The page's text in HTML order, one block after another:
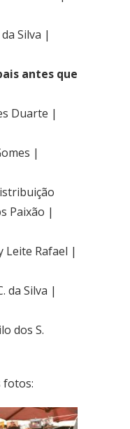
Silva |
antes que
Duarte |
|
Paixão |
Leite Rafael |
da Silva |
dos S.
fotos: